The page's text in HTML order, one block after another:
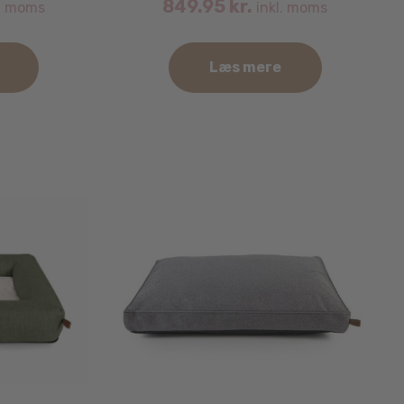
moms 849.95 kr. inkl. moms
Læs mere